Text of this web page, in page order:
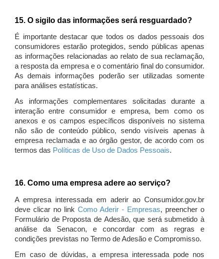
15. O sigilo das informações será resguardado?
É importante destacar que todos os dados pessoais dos
consumidores estarão protegidos, sendo públicas apenas
as informações relacionadas ao relato de sua reclamação,
a resposta da empresa e o comentário final do consumidor.
As demais informações poderão ser utilizadas somente
para análises estatísticas.
As informações complementares solicitadas durante a
interação entre consumidor e empresa, bem como os
anexos e os campos específicos disponíveis no sistema
não são de conteúdo público, sendo visíveis apenas à
empresa reclamada e ao órgão gestor, de acordo com os
termos das Políticas de Uso de Dados Pessoais.
16. Como uma empresa adere ao serviço?
A empresa interessada em aderir ao Consumidor.gov.br
deve clicar no link Como Aderir - Empresas, preencher o
Formulário de Proposta de Adesão, que será submetido à
análise da Senacon, e concordar com as regras e
condições previstas no Termo de Adesão e Compromisso.
Em caso de dúvidas, a empresa interessada pode nos